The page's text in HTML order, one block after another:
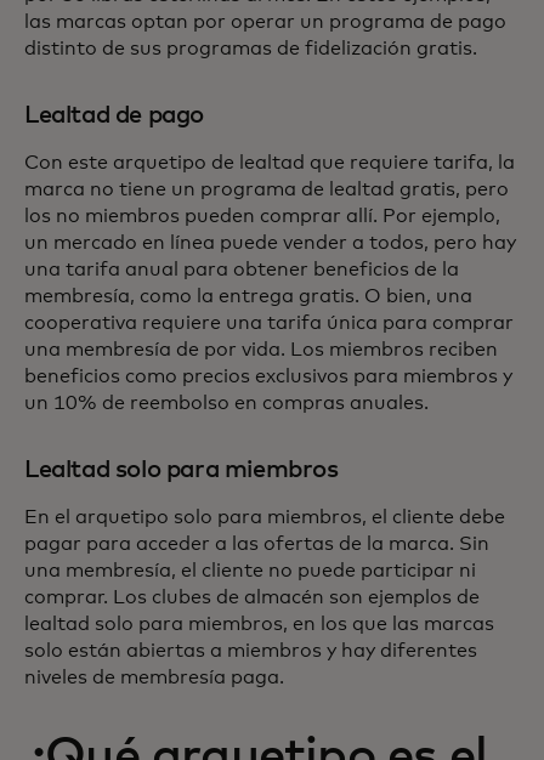
las marcas optan por operar un programa de pago
distinto de sus programas de fidelización gratis.
Lealtad de pago
Con este arquetipo de lealtad que requiere tarifa, la
marca no tiene un programa de lealtad gratis, pero
los no miembros pueden comprar allí. Por ejemplo,
un mercado en línea puede vender a todos, pero hay
una tarifa anual para obtener beneficios de la
membresía, como la entrega gratis. O bien, una
cooperativa requiere una tarifa única para comprar
una membresía de por vida. Los miembros reciben
beneficios como precios exclusivos para miembros y
un 10% de reembolso en compras anuales.
Lealtad solo para miembros
En el arquetipo solo para miembros, el cliente debe
pagar para acceder a las ofertas de la marca. Sin
una membresía, el cliente no puede participar ni
comprar. Los clubes de almacén son ejemplos de
lealtad solo para miembros, en los que las marcas
solo están abiertas a miembros y hay diferentes
niveles de membresía paga.